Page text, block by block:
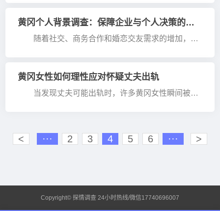
学修复，才能···
黄冈个人背景调查：保障企业与个人决策的必备手段
随着社交、商务合作和婚恋交友需求的增加，个
或终身伴侣···
黄冈女性如何理性应对怀疑丈夫出轨
当发现丈夫可能出轨时，许多黄冈女性瞬间被震
< ··· 2 3 4 5 6 ··· >
Copyright© 探情调查 24小时热线/微信17740696007